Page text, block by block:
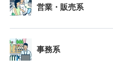
営業・販売系
事務系